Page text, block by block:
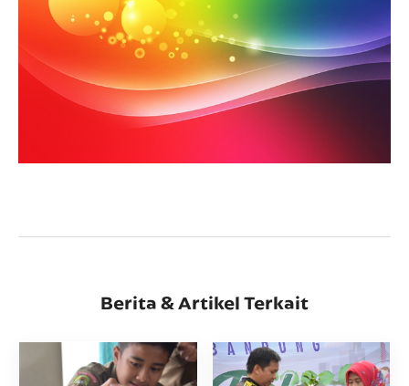
Berita & Artikel Terkait